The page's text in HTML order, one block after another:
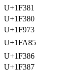
U+1F381
U+1F380
U+1F973
U+1FA85
U+1F386
U+1F387